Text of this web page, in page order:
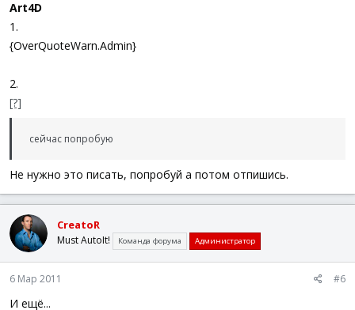
Art4D
1.
{OverQuoteWarn.Admin}
2.
[?]
сейчас попробую
Не нужно это писать, попробуй а потом отпишись.
CreatoR
Must AutoIt! Команда форума Администратор
6 Мар 2011 #6
И ещё...